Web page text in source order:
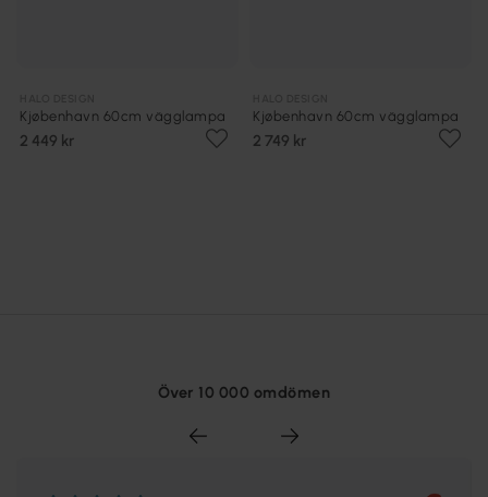
Kjøbenhavn 60cm vägglampa
2 449 kr
Kjøbenhavn 60cm vägglampa
2 749 kr
Över 10 000 omdömen